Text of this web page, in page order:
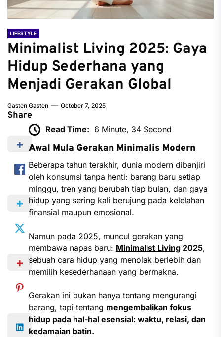
LIFESTYLE
Minimalist Living 2025: Gaya
Hidup Sederhana yang
Menjadi Gerakan Global
Gasten Gasten October 7, 2025
Share
Read Time: 6 Minute, 34 Second
Awal Mula Gerakan Minimalis Modern
Beberapa tahun terakhir, dunia modern dibanjiri
oleh konsumsi tanpa henti: barang baru setiap
minggu, tren yang berubah tiap bulan, dan gaya
hidup yang sering kali berujung pada kelelahan
finansial maupun emosional.
Namun pada 2025, muncul gerakan yang
membawa napas baru: Minimalist Living2025,
sebuah cara hidup yang menolak berlebih dan
memilih kesederhanaan yang bermakna.
Gerakan ini bukan hanya tentang mengurangi
barang, tapi tentang mengembalikan fokus
hidup pada hal-hal esensial: waktu, relasi, dan
kedamaian batin.